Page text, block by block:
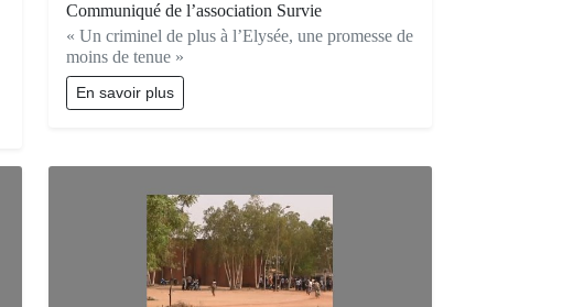
Communiqué de l’association Survie
« Un criminel de plus à l’Elysée, une promesse de
moins de tenue »
En savoir plus